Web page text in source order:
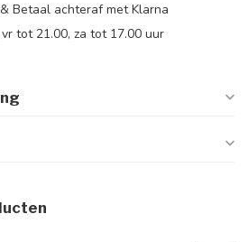
Betaal achteraf met Klarna
tot 21.00, za tot 17.00 uur